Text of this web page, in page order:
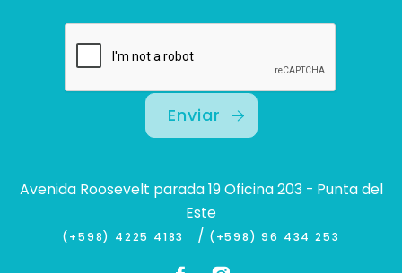
Enviar
Avenida Roosevelt parada 19 Oficina 203 - Punta del
Este
(+598) 4225 4183 / (+598) 96 434 253